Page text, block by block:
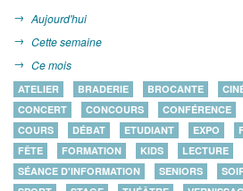
Aujourd'hui
Cette semaine
Ce mois
ATELIER BRADERIE BROCANTE
CONCERT
CONCOURS CONFÉRENCE
COURS
DÉBAT ETUDIANT EXPO
FÊTE
FORMATION KIDS LECTURE
SÉANCE D'INFORMATION
SENIORS